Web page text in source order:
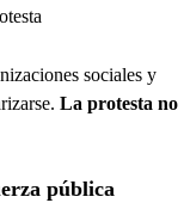
sociales y
La protesta no
pública